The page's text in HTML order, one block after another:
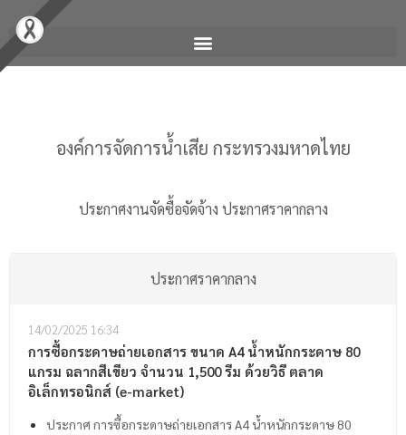
องค์การจัดการน้ำเสีย กระทรวงมหาดไทย
ประกาศงานจัดซื้อจัดจ้าง ประกาศราคากลาง
ประกาศราคากลาง
14/02/2025 16:34
การซื้อกระดาษถ่ายเอกสาร ขนาด A4 น้ำหนักกระดาษ 80
แกรม ฉลากสีเขียว จำนวน 1,500 รีม ด้วยวิธี ตลาด
อิเล็กทรอนิกส์ (e-market)
ประกาศ การซื้อกระดาษถ่ายเอกสาร A4 น้ำหนักกระดาษ 80